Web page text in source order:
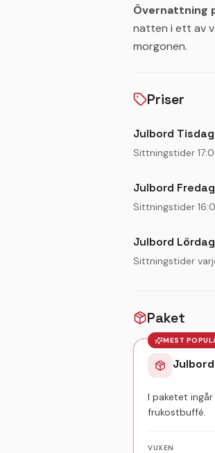
Övernattning
natten i ett av
morgonen.
Priser
Julbord
Sittningstider
Julbord
Sittningstider
Julbord
Sittningstider
Paket
MEST
I paketet
frukostbuffé.
VUXEN